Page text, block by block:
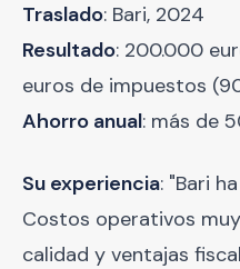
Traslado: Bari, 2024
Resultado: 200.000
euros de impuestos
Ahorro anual: más de
Su experiencia: "Bari
Costos operativos
calidad y ventajas